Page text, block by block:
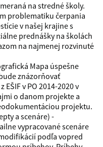
na stredné školy.
problematiku čerpania
v našej krajine s
prednášky na školách
na najmenej rozvinuté
Mapa úspešne
znázorňovať
v PO 2014-2020 v
o danom projekte a
projektu.
a scenáre) -
vypracované scenáre
podľa vopred